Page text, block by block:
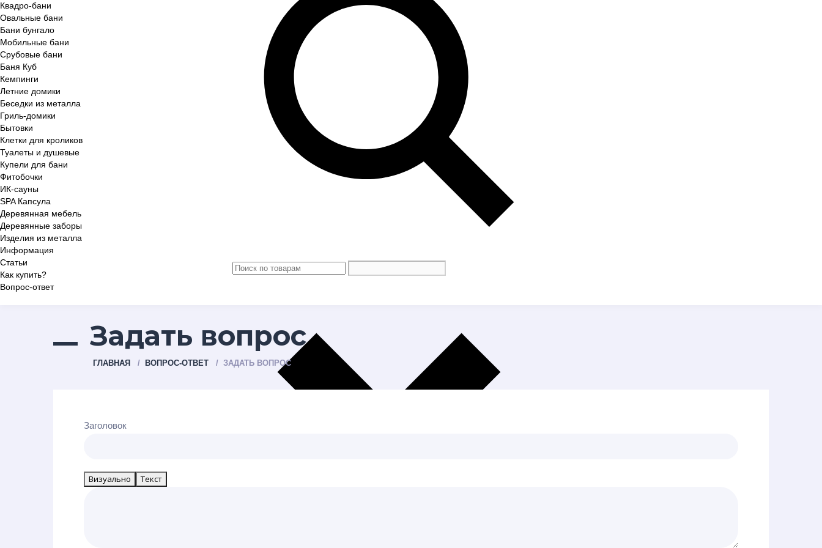
Квадро-бани
Овальные бани
Бани бунгало
Мобильные бани
Срубовые бани
Баня Куб
Кемпинги
Летние домики
Беседки из металла
Гриль-домики
Бытовки
Клетки для кроликов
Туалеты и душевые
Купели для бани
Фитобочки
ИК-сауны
SPA Капсула
Деревянная мебель
Деревянные заборы
Изделия из металла
Информация
Статьи
Как купить?
Вопрос-ответ
Задать вопрос
ГЛАВНАЯ ВОПРОС-ОТВЕТ ЗАДАТЬ ВОПРОС
Заголовок
Визуально Текст